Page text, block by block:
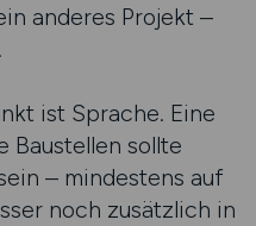
anderes Projekt –
ist Sprache. Eine
Baustellen sollte
– mindestens auf
noch zusätzlich in